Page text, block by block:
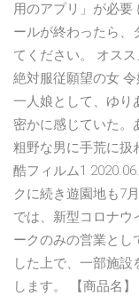
用のアプリ」が必要
ールが終わったら、
てください。 オス
絶対服従願望の女
一人娘として、ゆり
密かに感じていた。
粗野な男に手荒に扱
酷フィルム1
クに続き遊園地も7
では、新型コロナウ
ークのみの営業とし
した上で、一部施
します。 【商品名